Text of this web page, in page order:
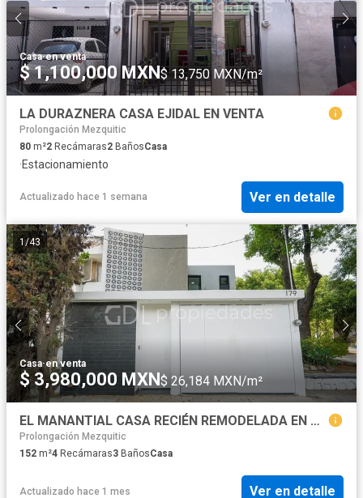
Casa·en venta
$ 1,100,000 MXN$ 13,750 MXN/m²
LA DURAZNERA CASA EJIDAL EN VENTA
Prolongación Mezquitic
80 m²2 Recámaras2 BañosCasa
·Estacionamiento
Actualizado hace 1 semana Ver en detalle
1/43
Casa·en venta
$ 3,980,000 MXN $ 26,184 MXN/m²
EL MANANTIAL CASA RECIÉN REMODELADA EN VENTA
Prolongación Mezquitic
152 m²4 Recámaras3 BañosCasa
Actualizado hace 1 mes Ver en detalle